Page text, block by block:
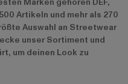
Artikeln und mehr als 270
Auswahl an Streetwear
unser Sortiment und
um deinen Look zu